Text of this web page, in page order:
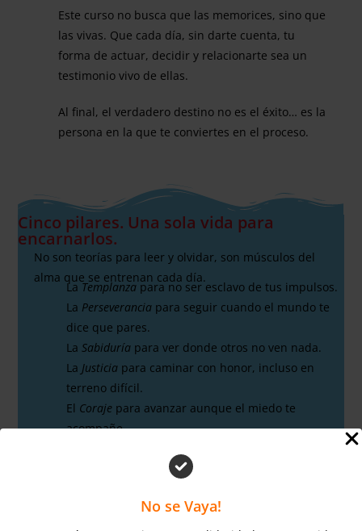
No se Vaya!
Este curso no busca que las memorices, sino que
las vivas. Que cada día, sin darte cuenta, tu
forma de actuar, decidir y relacionarte sea un
testimonio vivo de ellas.
Al final, el verdadero destino no es el éxito… es la
persona en la que te conviertes en el proceso.
Cinco pilares. Una sola vida para
encarnarlos.
No son teorías para leer y olvidar, son músculos del
alma que se entrenan cada día.
La Templanza para no ser esclavo de tus impulsos.
La Perseverancia para seguir cuando el mundo te
dice que pares.
LaSabiduría para ver donde otros no ven nada.
La Justicia para caminar con honor, incluso en
terreno difícil.
El Coraje para avanzar aunque el miedo te
acompañe.
Cinco virtudes. Un solo camino.